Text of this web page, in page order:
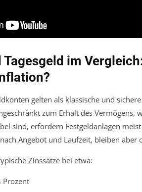
Tagesgeld im
gelten als klassische und
zum Erhalt des Vermögens,
sind, erfordern Festgeldanlagen
Angebot und Laufzeit, bleiben aber
Zinssätze bei etwa: